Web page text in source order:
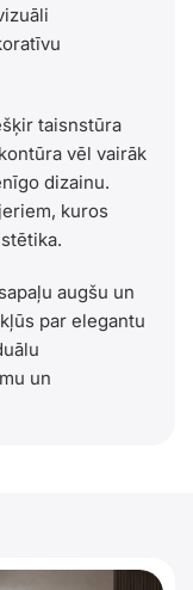
taisnstūra
vēl vairāk
dizainu.
kuros
augšu un
par elegantu
un